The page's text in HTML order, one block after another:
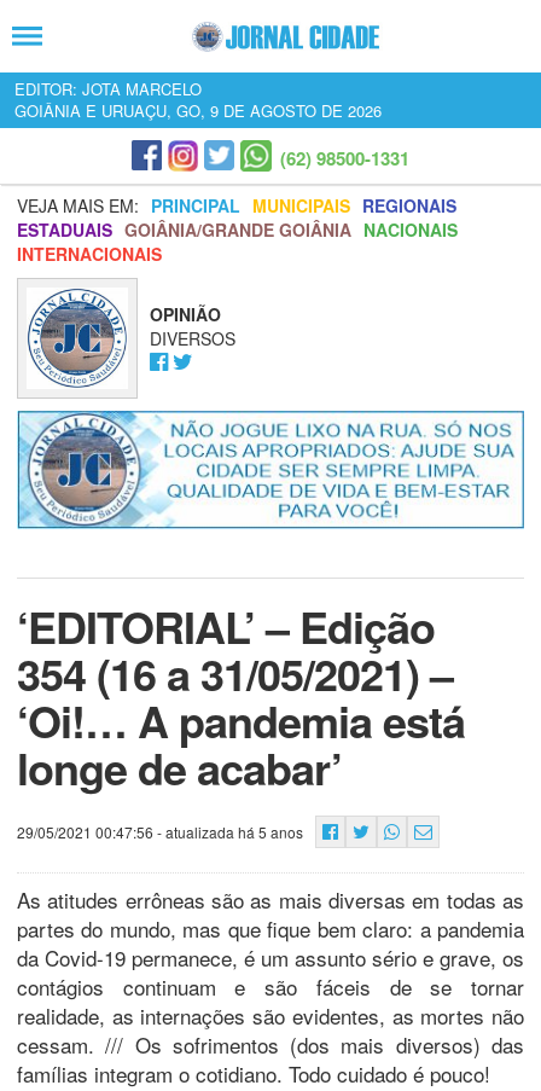
EDITOR: JOTA MARCELO
GOIÂNIA E URUAÇU, GO, 9 DE AGOSTO DE 2026
(62) 98500-1331
VEJA MAIS EM: PRINCIPAL MUNICIPAIS REGIONAIS
ESTADUAIS GOIÂNIA/GRANDE GOIÂNIA NACIONAIS
INTERNACIONAIS
OPINIÃO
DIVERSOS
‘EDITORIAL’ – Edição
354 (16 a 31/05/2021) –
‘Oi!… A pandemia está
longe de acabar’
29/05/2021 00:47:56 - atualizada há 5 anos
As atitudes errôneas são as mais diversas em todas as
partes do mundo, mas que fique bem claro: a pandemia
da Covid-19 permanece, é um assunto sério e grave, os
contágios continuam e são fáceis de se tornar
realidade, as internações são evidentes, as mortes não
cessam. /// Os sofrimentos (dos mais diversos) das
famílias integram o cotidiano. Todo cuidado é pouco!